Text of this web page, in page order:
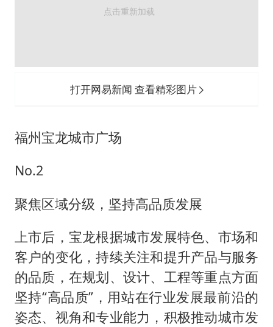
打开网易新闻 查看精彩图片
福州宝龙城市广场
No.2
聚焦区域分级，坚持高品质发展
上市后，宝龙根据城市发展特色、市场和
客户的变化，持续关注和提升产品与服务
的品质，在规划、设计、工程等重点方面
坚持“高品质”，用站在行业发展最前沿的
姿态、视角和专业能力，积极推动城市发